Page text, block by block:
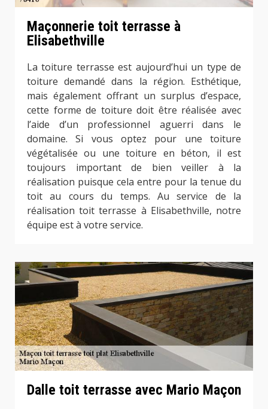
Maçonnerie toit terrasse à
Elisabethville
La toiture terrasse est aujourd’hui un type de
toiture demandé dans la région. Esthétique,
mais également offrant un surplus d’espace,
cette forme de toiture doit être réalisée avec
l’aide d’un professionnel aguerri dans le
domaine. Si vous optez pour une toiture
végétalisée ou une toiture en béton, il est
toujours important de bien veiller à la
réalisation puisque cela entre pour la tenue du
toit au cours du temps. Au service de la
réalisation toit terrasse à Elisabethville, notre
équipe est à votre service.
Dalle toit terrasse avec Mario Maçon